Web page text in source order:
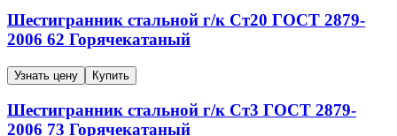
Шестигранник стальной г/к Ст20 ГОСТ 2879-
2006 62 Горячекатаный
Узнать цену Купить
Шестигранник стальной г/к Ст3 ГОСТ 2879-
2006 73 Горячекатаный